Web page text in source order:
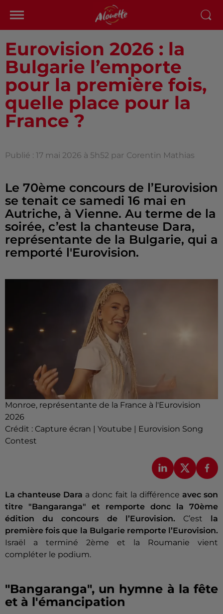
Eurovision 2026 : la
Bulgarie l’emporte
pour la première fois,
quelle place pour la
France ?
Publié : 17 mai 2026 à 5h52 par Corentin Mathias
Le 70ème concours de l’Eurovision
se tenait ce samedi 16 mai en
Autriche, à Vienne. Au terme de la
soirée, c’est la chanteuse Dara,
représentante de la Bulgarie, qui a
remporté l'Eurovision.
Monroe, représentante de la France à l'Eurovision
2026
Crédit : Capture écran | Youtube | Eurovision Song
Contest
La chanteuse Dara a donc fait la différence avec son
titre "Bangaranga" et remporte donc la 70ème
édition du concours de l’Eurovision. C’est
la
première fois que la Bulgarie remporte l’Eurovision.
Israël a terminé 2ème et la Roumanie vient
compléter le podium.
"Bangaranga", un hymne à la fête
et à l'émancipation